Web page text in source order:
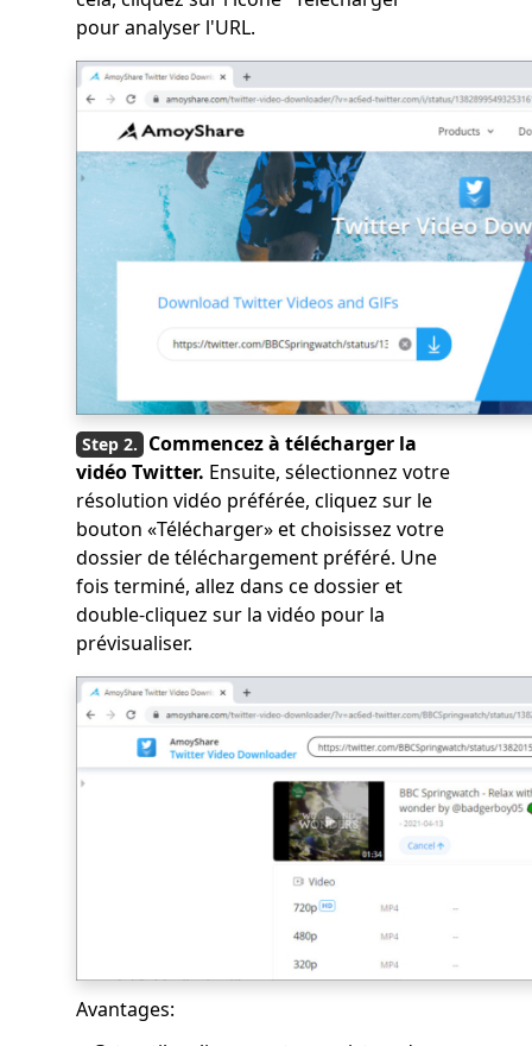
pour analyser l'URL.
Commencez à télécharger la
vidéo Twitter. Ensuite, sélectionnez votre
résolution vidéo préférée, cliquez sur le
bouton «Télécharger» et choisissez votre
dossier de téléchargement préféré. Une
fois terminé, allez dans ce dossier et
double-cliquez sur la vidéo pour la
prévisualiser.
Avantages: